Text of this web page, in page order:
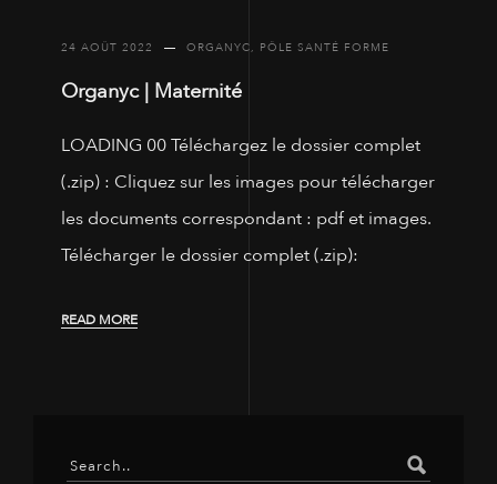
24 AOÛT 2022 ORGANYC, PÔLE SANTÉ FORME
Organyc | Maternité
LOADING 00 Téléchargez le dossier complet
(.zip) : Cliquez sur les images pour télécharger
les documents correspondant : pdf et images.
Télécharger le dossier complet (.zip):
READ MORE